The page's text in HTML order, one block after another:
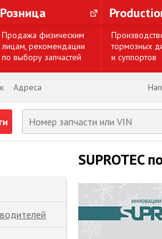
Розница
Продажа физическим
лицам, рекомендации
по выбору запчастей
тормозных
и суппортов
Адреса
SUPROTEC